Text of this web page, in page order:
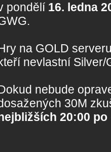
pondělí 16. ledna
na GOLD
nevlastní Silver/
nebude
30M
20:00